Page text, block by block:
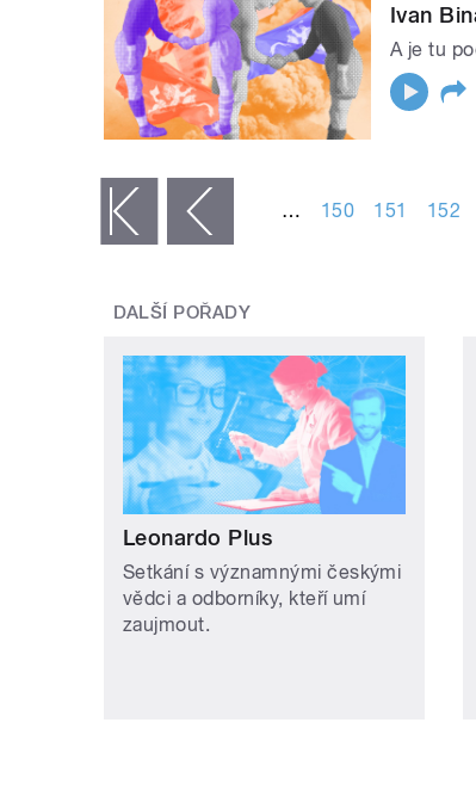
Ivan
A je tu
‹ předchozí … 150 151 152
DALŠÍ POŘADY
Leonardo Plus
Setkání s významnými českými
vědci a odborníky, kteří umí
zaujmout.